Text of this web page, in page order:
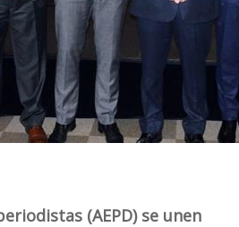
(AEPD) se unen